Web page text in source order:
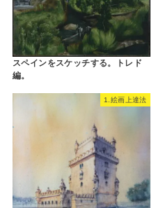
スペインをスケッチする。トレド
編。
1.絵画上達法